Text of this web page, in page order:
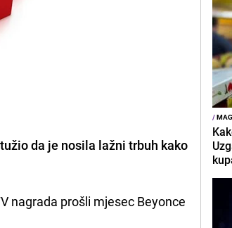
da je nosila lažni trbuh kako
nagrada prošli mjesec Beyonce
/